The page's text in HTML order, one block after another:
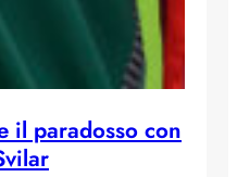
il paradosso con